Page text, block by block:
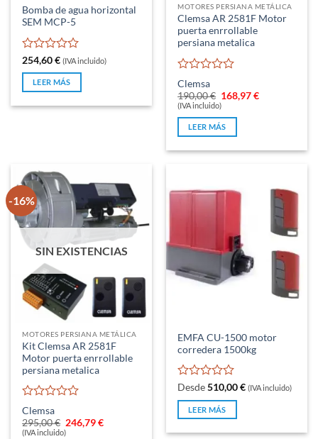
Bomba de agua horizontal
SEM MCP-5
Valorado
con
de
5
254,60€ (IVA incluido)
LEER MÁS
MOTORES PERSIANA METÁLICA
Clemsa AR 2581F Motor
puerta enrrollable
persiana metalica
Valorado
con
0
de
Clemsa
190,00€ El
precio
original
era:
190,00 €.
168,97€El
(IVA incluido)
LEER MÁS
-16%
SIN EXISTENCIAS
MOTORES PERSIANA METÁLICA
Kit Clemsa AR 2581F
Motor puerta enrrollable
persiana metalica
Valorado
con
0
Clemsa
295,00€ El
precio
246,79€El
(IVA incluido)
EMFA CU-1500 motor
corredera 1500kg
Valorado
con
de
5
Desde510,00€ (IVA incluido)
LEER MÁS